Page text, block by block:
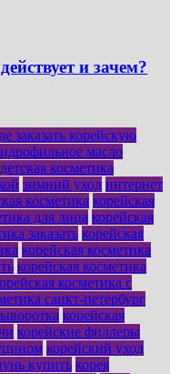
и зачем?
заказать корейскую
масло
детская косметика
зимний уход интернет
косметика корейская
для лица корейская
заказать корейская
корейская косметика
корейская косметика
косметика с
санкт-петербург
корейская
корейские филлеры
корейский уход
купить корея